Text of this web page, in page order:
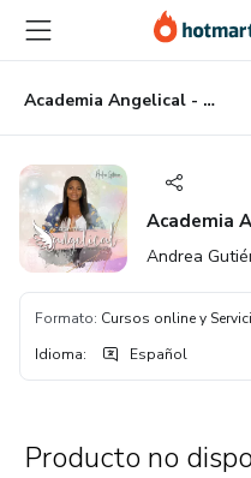
principal
página
de
página
Academia Angelical - Nivel 2 - Prom. 23
Academia
Andrea
Formato: Cursos online y
Idioma: Español
Producto no